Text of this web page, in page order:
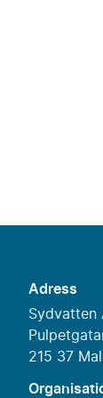
Adress
Sydvatten
215 37